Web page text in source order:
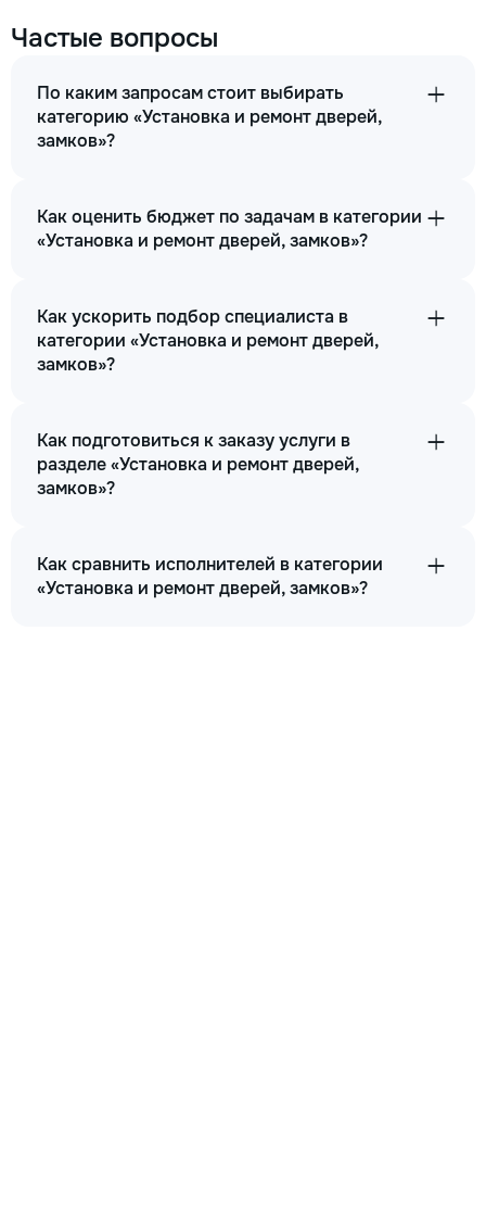
Частые вопросы
По каким запросам стоит выбирать
категорию «Установка и ремонт дверей,
замков»?
Как оценить бюджет по задачам в категории
«Установка и ремонт дверей, замков»?
Как ускорить подбор специалиста в
категории «Установка и ремонт дверей,
замков»?
Как подготовиться к заказу услуги в
разделе «Установка и ремонт дверей,
замков»?
Как сравнить исполнителей в категории
«Установка и ремонт дверей, замков»?